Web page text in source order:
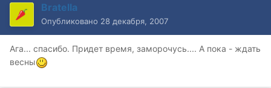
Bratella
Опубликовано 28 декабря, 2007
Ага... спасибо. Придет время, заморочусь.... А пока - ждать
весны